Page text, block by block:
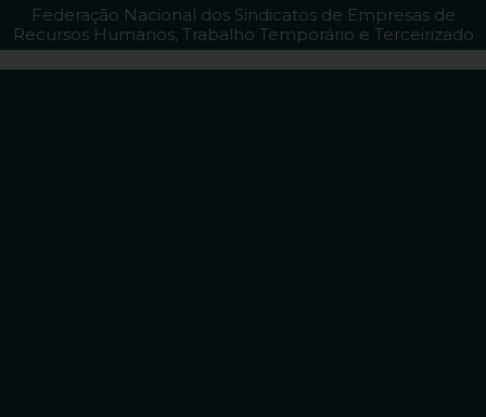
Federação Nacional dos Sindicatos de Empresas de
Recursos Humanos, Trabalho Temporário e Terceirizado